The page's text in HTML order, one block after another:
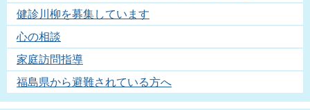
健診川柳を募集しています
心の相談
家庭訪問指導
福島県から避難されている方へ